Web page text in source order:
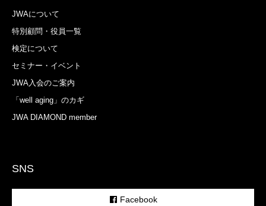
JWAについて
特別顧問・役員一覧
検定について
セミナー・イベント
JWA入会のご案内
「well aging」のカギ
JWA DIAMOND member
SNS
Facebook